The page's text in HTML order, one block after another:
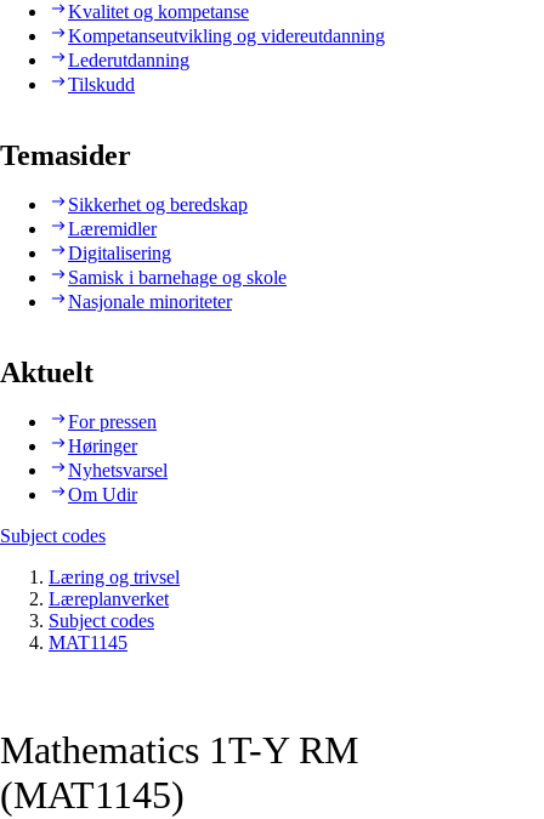
Kvalitet og kompetanse
Kompetanseutvikling og videreutdanning
Lederutdanning
Tilskudd
Temasider
Sikkerhet og beredskap
Læremidler
Digitalisering
Samisk i barnehage og skole
Nasjonale minoriteter
Aktuelt
For pressen
Høringer
Nyhetsvarsel
Om Udir
Subject codes
Læring og trivsel
Læreplanverket
Subject codes
MAT1145
Mathematics 1T-Y RM
(MAT1145)